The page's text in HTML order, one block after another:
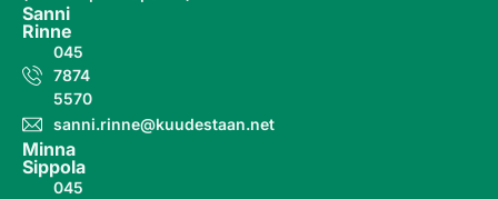
Sanni
Rinne
045
7874
5570
sanni.rinne@kuudestaan.net
Minna
Sippola
045